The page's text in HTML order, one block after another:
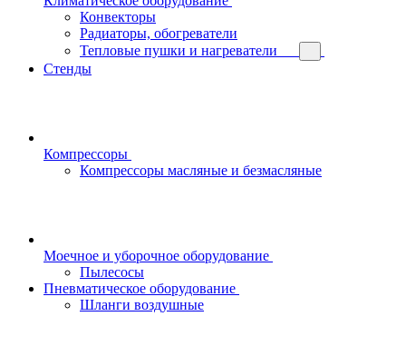
Конвекторы
Радиаторы, обогреватели
Тепловые пушки и нагреватели
Стенды
Компрессоры
Компрессоры масляные и безмасляные
Моечное и уборочное оборудование
Пылесосы
Пневматическое оборудование
Шланги воздушные